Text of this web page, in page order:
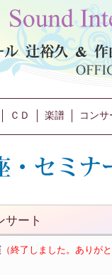
ＣＤ 楽譜 コン
サート
（終了しました。ありが